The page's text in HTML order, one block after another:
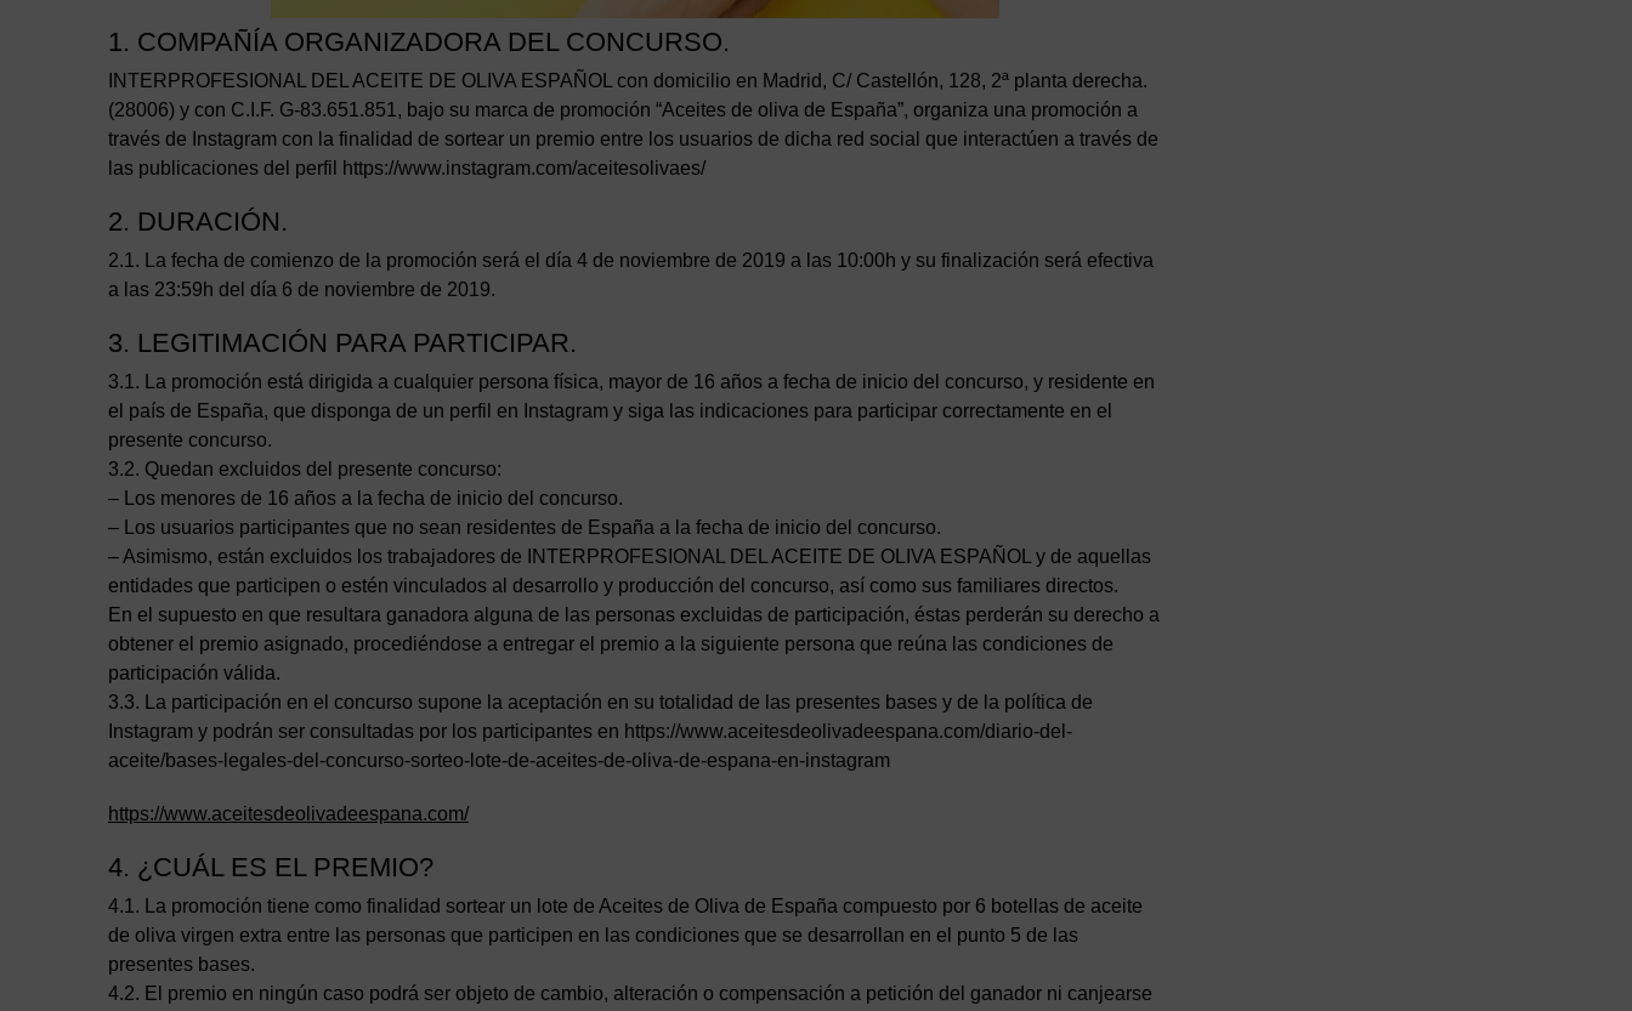
1. COMPAÑÍA ORGANIZADORA DEL CONCURSO.
INTERPROFESIONAL DEL ACEITE DE OLIVA ESPAÑOL con domicilio en Madrid, C/ Castellón, 128, 2ª planta derecha.
(28006) y con C.I.F. G-83.651.851, bajo su marca de promoción “Aceites de oliva de España”, organiza una promoción a
través de Instagram con la finalidad de sortear un premio entre los usuarios de dicha red social que interactúen a través de
las publicaciones del perfil https://www.instagram.com/aceitesolivaes/
2. DURACIÓN.
2.1. La fecha de comienzo de la promoción será el día 4 de noviembre de 2019 a las 10:00h y su finalización será efectiva
a las 23:59h del día 6 de noviembre de 2019.
3. LEGITIMACIÓN PARA PARTICIPAR.
3.1. La promoción está dirigida a cualquier persona física, mayor de 16 años a fecha de inicio del concurso, y residente en
el país de España, que disponga de un perfil en Instagram y siga las indicaciones para participar correctamente en el
presente concurso.
3.2. Quedan excluidos del presente concurso:
– Los menores de 16 años a la fecha de inicio del concurso.
– Los usuarios participantes que no sean residentes de España a la fecha de inicio del concurso.
– Asimismo, están excluidos los trabajadores de INTERPROFESIONAL DEL ACEITE DE OLIVA ESPAÑOL y de aquellas
entidades que participen o estén vinculados al desarrollo y producción del concurso, así como sus familiares directos.
En el supuesto en que resultara ganadora alguna de las personas excluidas de participación, éstas perderán su derecho a
obtener el premio asignado, procediéndose a entregar el premio a la siguiente persona que reúna las condiciones de
participación válida.
3.3. La participación en el concurso supone la aceptación en su totalidad de las presentes bases y de la política de
Instagram y podrán ser consultadas por los participantes en https://www.aceitesdeolivadeespana.com/diario-del-
aceite/bases-legales-del-concurso-sorteo-lote-de-aceites-de-oliva-de-espana-en-instagram
https://www.aceitesdeolivadeespana.com/
4. ¿CUÁL ES EL PREMIO?
4.1. La promoción tiene como finalidad sortear un lote de Aceites de Oliva de España compuesto por 6 botellas de aceite
de oliva virgen extra entre las personas que participen en las condiciones que se desarrollan en el punto 5 de las
presentes bases.
4.2. El premio en ningún caso podrá ser objeto de cambio, alteración o compensación a petición del ganador ni canjearse